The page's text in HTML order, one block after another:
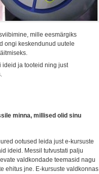
mille eesmärgiks
ongi keskendunud uutele
ideid ja tooteid ning just
minna, millised olid sinu
ootused leida just e-kursuste
ideid. Messil tutvustati palju
valdkondade teemasid nagu
ehitus jne. E-kursuste valdkonnas